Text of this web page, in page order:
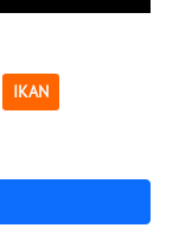
IKAN